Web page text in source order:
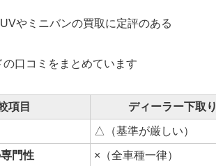
やミニバンの買取に定評のある
の口コミをまとめています
項目 ディーラー下取り
△（基準が厳しい）
門性 ×（全車種一律）